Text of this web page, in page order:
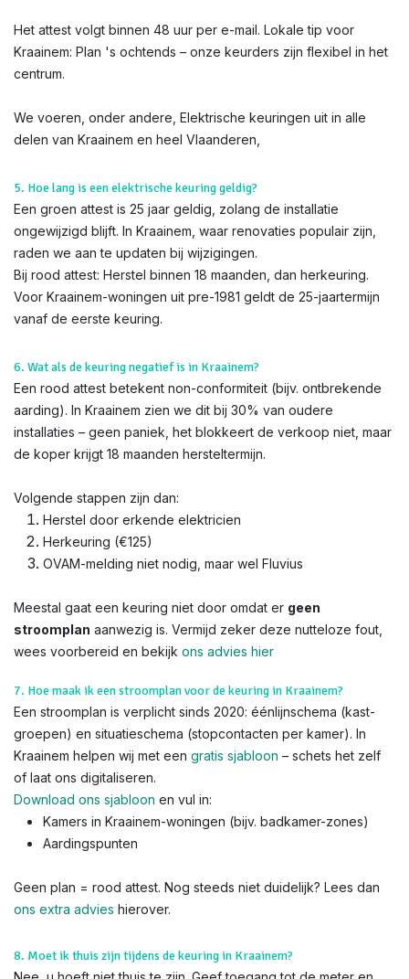
Het attest volgt binnen 48 uur per e-mail. Lokale tip voor
Kraainem: Plan 's ochtends – onze keurders zijn flexibel in het
centrum.
We voeren, onder andere, Elektrische keuringen uit in alle
delen van Kraainem en heel Vlaanderen,
5. Hoe lang is een elektrische keuring geldig?
Een groen attest is 25 jaar geldig, zolang de installatie
ongewijzigd blijft. In Kraainem, waar renovaties populair zijn,
raden we aan te updaten bij wijzigingen.
Bij rood attest: Herstel binnen 18 maanden, dan herkeuring.
Voor Kraainem-woningen uit pre-1981 geldt de 25-jaartermijn
vanaf de eerste keuring.
6. Wat als de keuring negatief is in Kraainem?
Een rood attest betekent non-conformiteit (bijv. ontbrekende
aarding). In Kraainem zien we dit bij 30% van oudere
installaties – geen paniek, het blokkeert de verkoop niet, maar
de koper krijgt 18 maanden hersteltermijn.
Volgende stappen zijn dan:
Herstel door erkende elektricien
Herkeuring (€125)
OVAM-melding niet nodig, maar wel Fluvius
Meestal gaat een keuring niet door omdat er geen
stroomplan aanwezig is. Vermijd zeker deze nutteloze fout,
wees voorbereid en bekijk ons advies hier
7. Hoe maak ik een stroomplan voor de keuring in Kraainem?
Een stroomplan is verplicht sinds 2020: éénlijnschema (kast-
groepen) en situatieschema (stopcontacten per kamer). In
Kraainem helpen wij met een gratis sjabloon – schets het zelf
of laat ons digitaliseren.
Download ons sjabloon en vul in:
Kamers in Kraainem-woningen (bijv. badkamer-zones)
Aardingspunten
Geen plan = rood attest. Nog steeds niet duidelijk? Lees dan
ons extra advies hierover.
8. Moet ik thuis zijn tijdens de keuring in Kraainem?